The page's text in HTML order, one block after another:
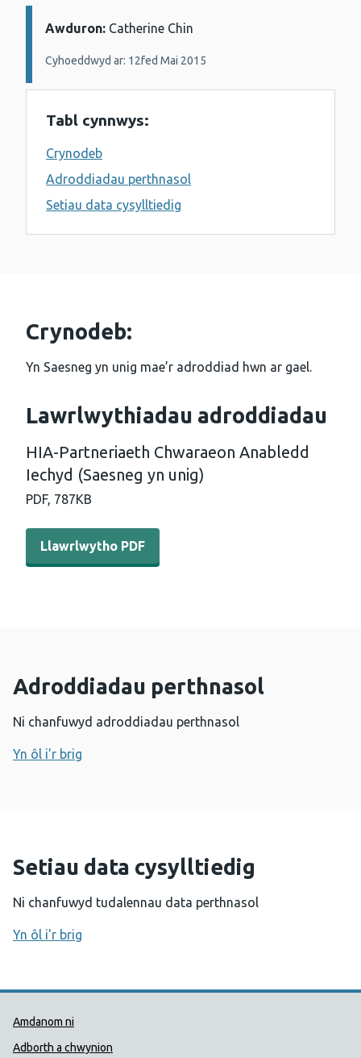
Manylion:
Awduron: Catherine Chin
Cyhoeddwyd ar: 12fed Mai 2015
Tabl cynnwys:
Crynodeb
Adroddiadau perthnasol
Setiau data cysylltiedig
Crynodeb:
Yn Saesneg yn unig mae’r adroddiad hwn ar gael.
Lawrlwythiadau adroddiadau
HIA-Partneriaeth Chwaraeon Anabledd
Iechyd (Saesneg yn unig)
PDF, 787KB
Llawrlwytho PDF - HIA-Partneriaeth Chwaraeon
Llawrlwytho PDF
Adroddiadau perthnasol
Ni chanfuwyd adroddiadau perthnasol
Yn ôl i'r brig
Setiau data cysylltiedig
Ni chanfuwyd tudalennau data perthnasol
Yn ôl i'r brig
Dolenni Cymorth Iechyd
Amdanom ni
Adborth a chwynion